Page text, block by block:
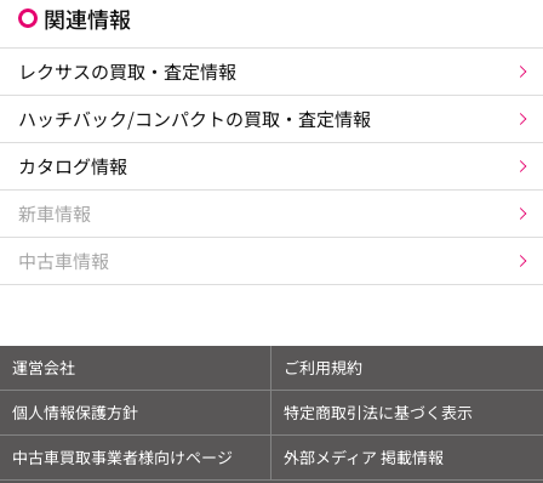
関連情報
レクサスの買取・査定情報
ハッチバック/コンパクトの買取・査定情報
カタログ情報
新車情報
中古車情報
運営会社
ご利用規約
個人情報保護方針
特定商取引法に基づく表示
中古車買取事業者様向けページ
外部メディア 掲載情報